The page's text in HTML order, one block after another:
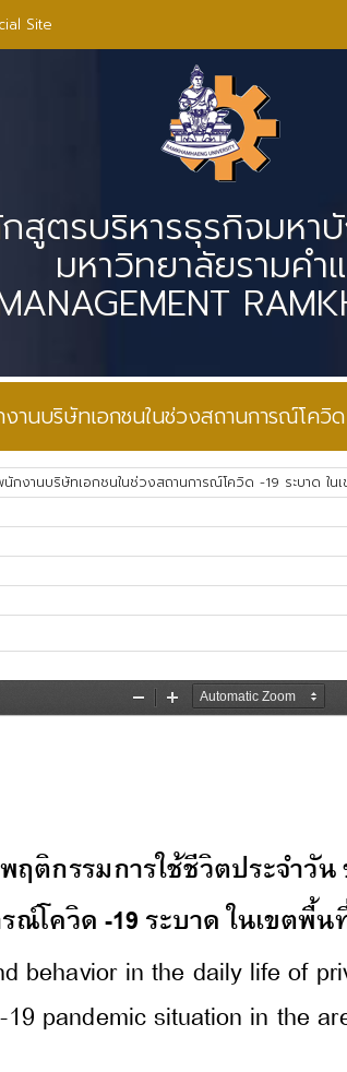
Site
สูตรบริหารธุรกิจมห
มหาวิทยาลัยรามคำ
นบริษัทเอกชนในช่วงสถานการณ์โควิ
งานบริษัทเอกชนในช่วงสถานการณ์โควิด -19 ระบาด ใ